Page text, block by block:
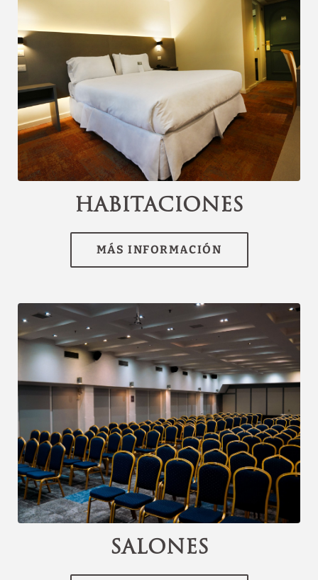
[{"url":"https:\/\/synergy.booking-
channel.com\/api\/hotels\/3074\/medias\/31#Hotel
Torremayor Lyon_Santiago de
Chile_Habitaciones","name":""}]
Habitaciones
[{"url":"https:\/\/synergy.booking-
channel.com\/api\/hotels\/3074\/medias\/198#Hotel
Torremayor Lyon_Santiago de Chile_Salones","name":""}]
Salones
Descubra nuestras
ofertas
Descubra todas nuestras ofertas especiales.
Disfruta de un plan de noche romántica,
reservas de último momento, descuentos
por reservar con antelación y otras
promociones.
VER OFERTAS
RESERVAR